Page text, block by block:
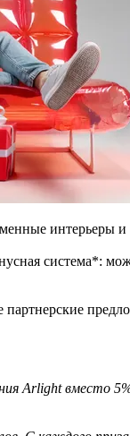
интерьеры
система*:
Arlight вместо